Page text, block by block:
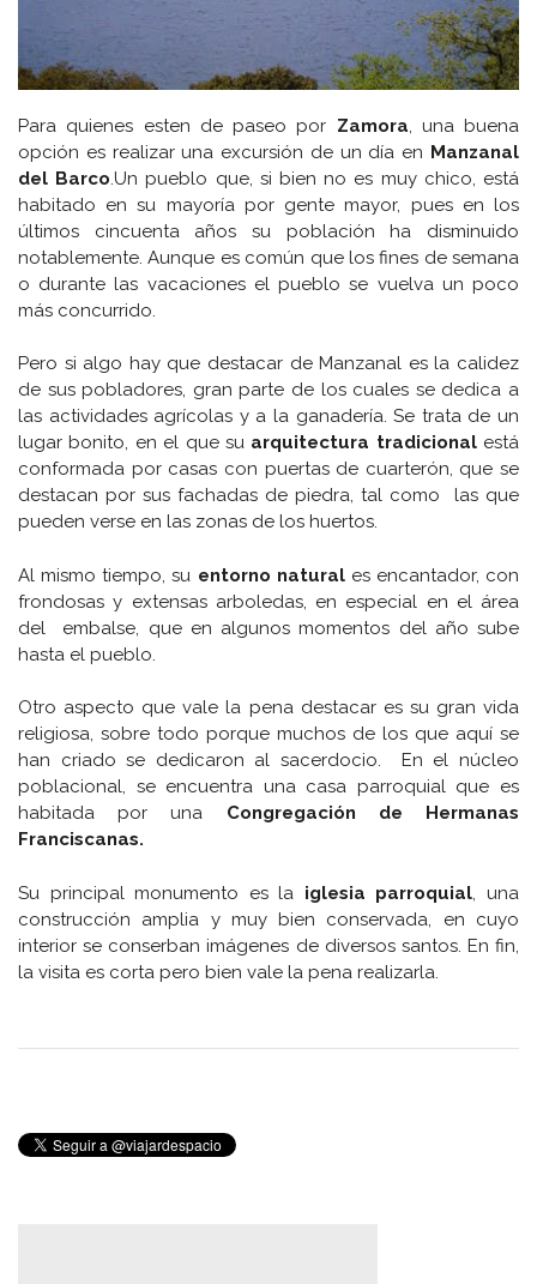
Para quienes esten de paseo por Zamora, una buena
opción es realizar una excursión de un día en Manzanal
del Barco.Un pueblo que, si bien no es muy chico, está
habitado en su mayoría por gente mayor, pues en los
últimos cincuenta años su población ha disminuido
notablemente. Aunque es común que los fines de semana
o durante las vacaciones el pueblo se vuelva un poco
más concurrido.
Pero si algo hay que destacar de Manzanal es la calidez
de sus pobladores, gran parte de los cuales se dedica a
las actividades agrícolas y a la ganadería. Se trata de un
lugar bonito, en el que su arquitectura tradicionalestá
conformada por casas con puertas de cuarterón, que se
destacan por sus fachadas de piedra, tal como las que
pueden verse en las zonas de los huertos.
Al mismo tiempo, su entorno naturales encantador, con
frondosas y extensas arboledas, en especial en el área
del embalse, que en algunos momentos del año sube
hasta el pueblo.
Otro aspecto que vale la pena destacar es su gran vida
religiosa, sobre todo porque muchos de los que aquí se
han criado se dedicaron al sacerdocio. En el núcleo
poblacional, se encuentra una casa parroquial que es
habitada por una Congregación de Hermanas
Franciscanas.
Su principal monumento es la iglesia parroquial, una
construcción amplia y muy bien conservada, en cuyo
interior se conserban imágenes de diversos santos. En fin,
la visita es corta pero bien vale la pena realizarla.